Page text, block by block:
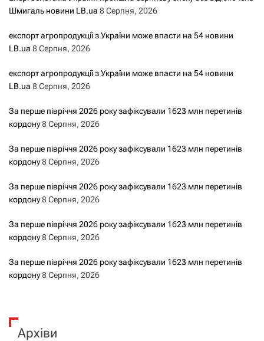
з
а
и
с
м
и
Шмигаль новини LB.ua 8 Серпня, 2026
експорт агропродукції з України може впасти на 54 новини
LB.ua 8 Серпня, 2026
експорт агропродукції з України може впасти на 54 новини
LB.ua 8 Серпня, 2026
За перше півріччя 2026 року зафіксували 1623 млн перетинів
кордону8 Серпня, 2026
За перше півріччя 2026 року зафіксували 1623 млн перетинів
кордону8 Серпня, 2026
За перше півріччя 2026 року зафіксували 1623 млн перетинів
кордону8 Серпня, 2026
За перше півріччя 2026 року зафіксували 1623 млн перетинів
кордону8 Серпня, 2026
За перше півріччя 2026 року зафіксували 1623 млн перетинів
кордону8 Серпня, 2026
Архіви